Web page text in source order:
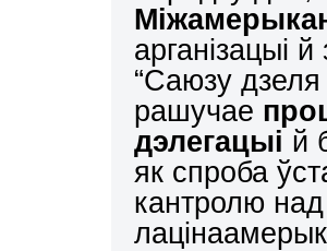
арганізацыі
“Саюзу дзеля
рашучае
дэлегацыі й
як спроба
кантролю